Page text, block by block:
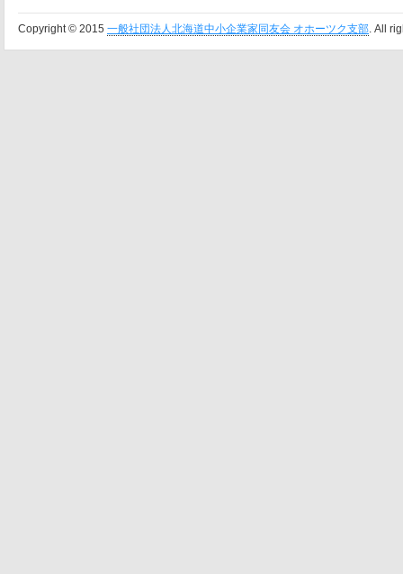
Copyright © 2015 一般社団法人北海道中小企業家同友会 オホーツク支部. All